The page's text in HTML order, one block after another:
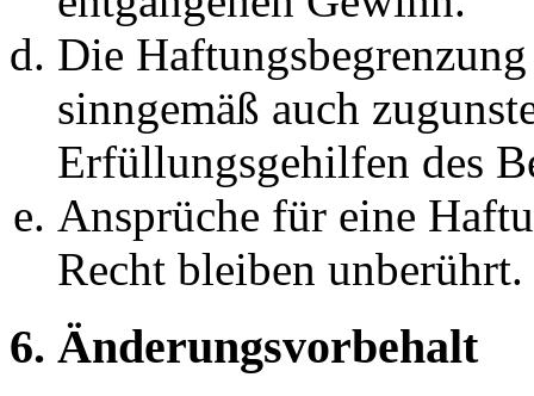
Die
sinngemäß auch
Erfüllungsgehilfen des
Ansprüche für eine
Recht bleiben unberührt.
6. Änderungsvorbehalt